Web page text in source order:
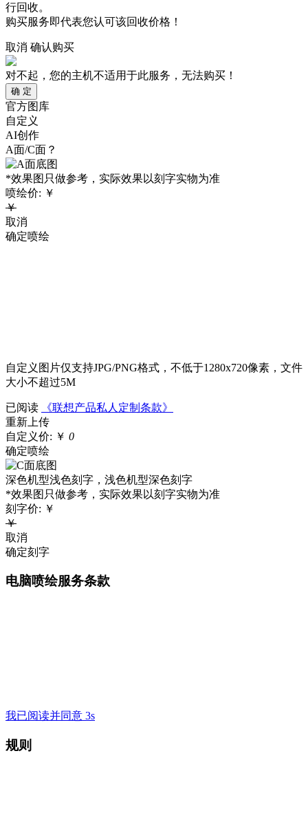
行回收。
购买服务即代表您认可该回收价格！
取消 确认购买
对不起，您的主机不适用于此服务，无法购买！
确 定
官方图库
自定义
AI创作
A面/C面？
*效果图只做参考，实际效果以刻字实物为准
喷绘价: ￥
￥
取消
确定喷绘
自定义图片仅支持JPG/PNG格式，不低于1280x720像素，文件
大小不超过5M
已阅读
《联想产品私人定制条款》
重新上传
自定义价: ￥ 0
确定喷绘
深色机型浅色刻字，浅色机型深色刻字
*效果图只做参考，实际效果以刻字实物为准
刻字价: ￥
￥
取消
确定刻字
电脑喷绘服务条款
我已阅读并同意 3s
规则